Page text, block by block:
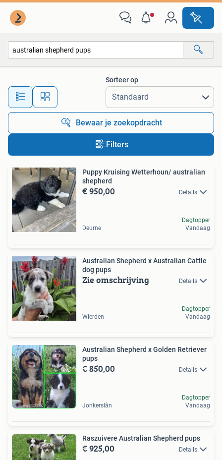
Alle afstanden…
Sorteer op
Bewaar je zoekopdracht
Filters
Puppy Kruising Wetterhoun/ australian
shepherd
€ 950,00 Details
Deurne
Dagtopper
Vandaag
Australian Shepherd x Australian Cattle
dog pups
Zie omschrijving Details
Wierden
Dagtopper
Vandaag
Australian Shepherd x Golden Retriever
pups
€ 850,00 Details
Jonkerslân
Dagtopper
Vandaag
Raszuivere Australian Shepherd pups
€ 925,00 Details